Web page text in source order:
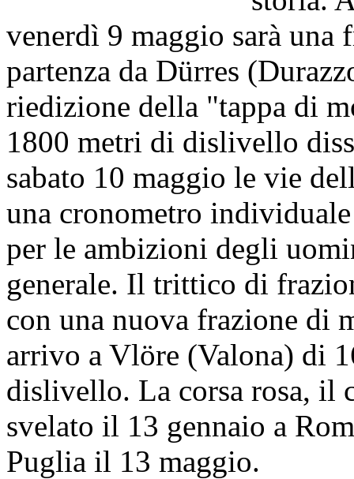
venerdì 9 maggio sarà una
partenza da Dürres
riedizione della "tappa di
1800 metri di dislivello
sabato 10 maggio le vie
una cronometro
per le ambizioni degli
generale. Il trittico di
con una nuova frazione di
arrivo a Vlöre (Valona) di
dislivello. La corsa rosa, il
svelato il 13 gennaio a
Puglia il 13 maggio.